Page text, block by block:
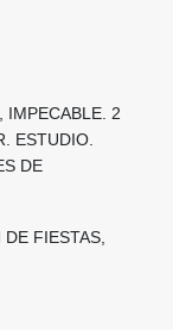
IMPECABLE. 2
ESTUDIO.
DE
FIESTAS,